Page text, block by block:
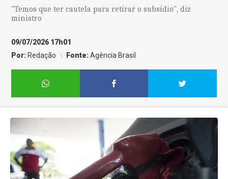
"Temos que ter cautela para retirar o subsídio", diz
ministro
09/07/2026 17h01
Por: Redação Fonte:Agência Brasil